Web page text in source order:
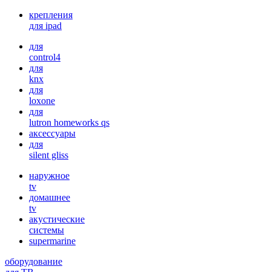
крепления
для ipad
для
control4
для
knx
для
loxone
для
lutron homeworks qs
аксессуары
для
silent gliss
наружное
tv
домашнее
tv
акустические
системы
supermarine
оборудование